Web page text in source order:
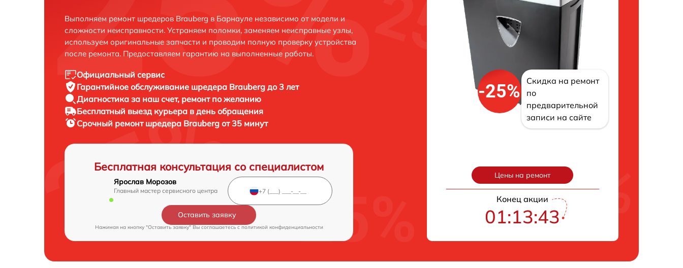
Выполняем ремонт шредеров Brauberg в Барнауле независимо от модели и
сложности неисправности. Устраняем поломки, заменяем неисправные узлы,
используем оригинальные запчасти и проводим полную проверку устройства
после ремонта. Предоставляем гарантию на выполненные работы.
Официальный сервис
Гарантийное обслуживание шредера Brauberg до 3 лет
Диагностика за наш счет, ремонт по желанию
Бесплатный выезд курьера в день обращения
Срочный ремонт шредера Brauberg от 35 минут
Бесплатная консультация со специалистом
Ярослав Морозов
Главный мастер сервисного центра
Оставить заявку
Нажимая на кнопку "Оставить заявку" Вы соглашаетесь c политикой конфиденциальности
-25%
Скидка на ремонт
по
предварительной
записи на сайте
Цены на ремонт
Конец акции
01:13:42